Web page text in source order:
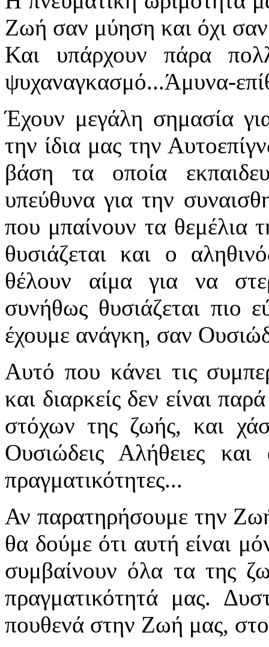
Ζωή σαν μύηση και όχι
Και υπάρχουν πάρα
ψυχαναγκασμό...Άμυνα-
Έχουν μεγάλη σημασία
την ίδια μας την
βάση τα οποία
υπεύθυνα για την
που μπαίνουν τα θεμέλια
θυσιάζεται και ο
θέλουν αίμα για να
συνήθως θυσιάζεται πιο
έχουμε ανάγκη, σαν
Αυτό που κάνει τις
και διαρκείς δεν είναι
στόχων της ζωής, και
Ουσιώδεις Αλήθειες και
πραγματικότητες...
Αν παρατηρήσουμε την Ζωή
θα δούμε ότι αυτή είναι
συμβαίνουν όλα τα της
πραγματικότητά μας.
πουθενά στην Ζωή μας,